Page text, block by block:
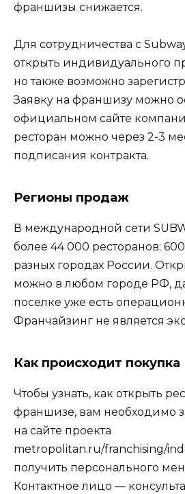
франшизы снижается.
Для сотрудничества с
открыть индивидуального
но также возможно
Заявку на франшизу можно
официальном сайте
ресторан можно через 2-3
подписания контракта.
Регионы продаж
В международной сети
более 44 000 ресторанов:
разных городах России.
можно в любом городе РФ,
поселке уже есть
Франчайзинг не является
Как происходит покупка
Чтобы узнать, как открыть
франшизе, вам необходимо
на сайте проекта
metropolitan.ru/franchising/
получить персонального
Контактное лицо —